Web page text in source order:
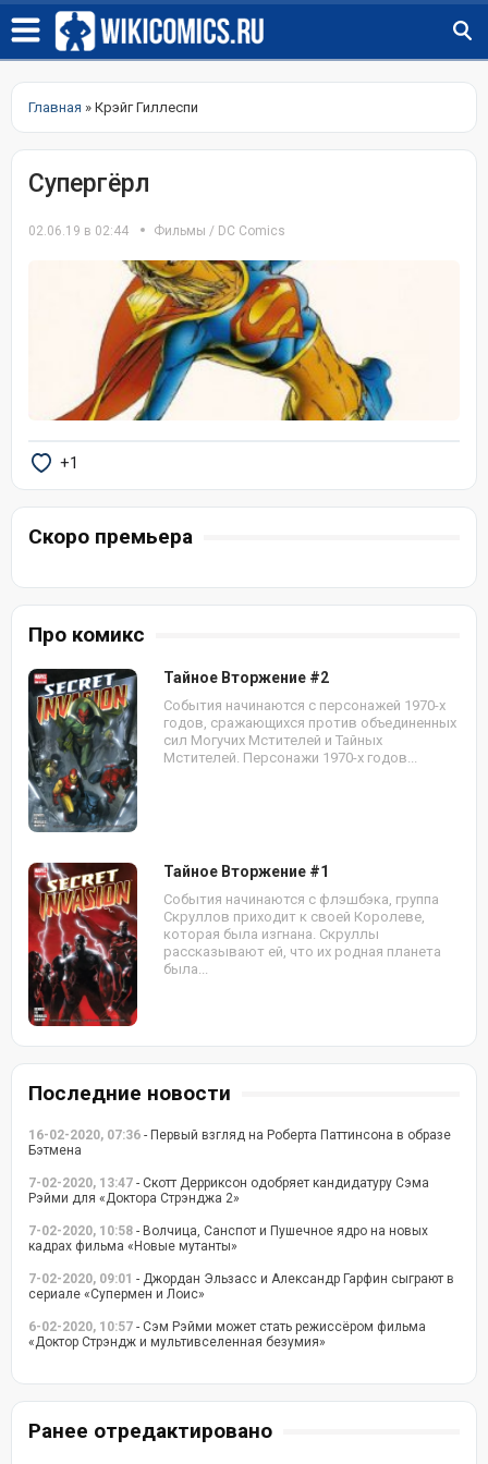
Главная » Крэйг Гиллеспи
Супергёрл
02.06.19 в 02:44 Фильмы / DC Comics
+1
Скоро премьера
Про комикс
Тайное Вторжение #2
События начинаются с персонажей 1970-х
годов, сражающихся против объединенных
сил Могучих Мстителей и Тайных
Мстителей. Персонажи 1970-х годов...
Тайное Вторжение #1
События начинаются с флэшбэка, группа
Скруллов приходит к своей Королеве,
которая была изгнана. Скруллы
рассказывают ей, что их родная планета
была...
Последние новости
16-02-2020, 07:36 - Первый взгляд на Роберта Паттинсона в образе
Бэтмена
7-02-2020, 13:47 - Скотт Дерриксон одобряет кандидатуру Сэма
Рэйми для «Доктора Стрэнджа 2»
7-02-2020, 10:58 - Волчица, Санспот и Пушечное ядро на новых
кадрах фильма «Новые мутанты»
7-02-2020, 09:01 - Джордан Эльзасс и Александр Гарфин сыграют в
сериале «Супермен и Лоис»
6-02-2020, 10:57 - Сэм Рэйми может стать режиссёром фильма
«Доктор Стрэндж и мультивселенная безумия»
Ранее отредактировано